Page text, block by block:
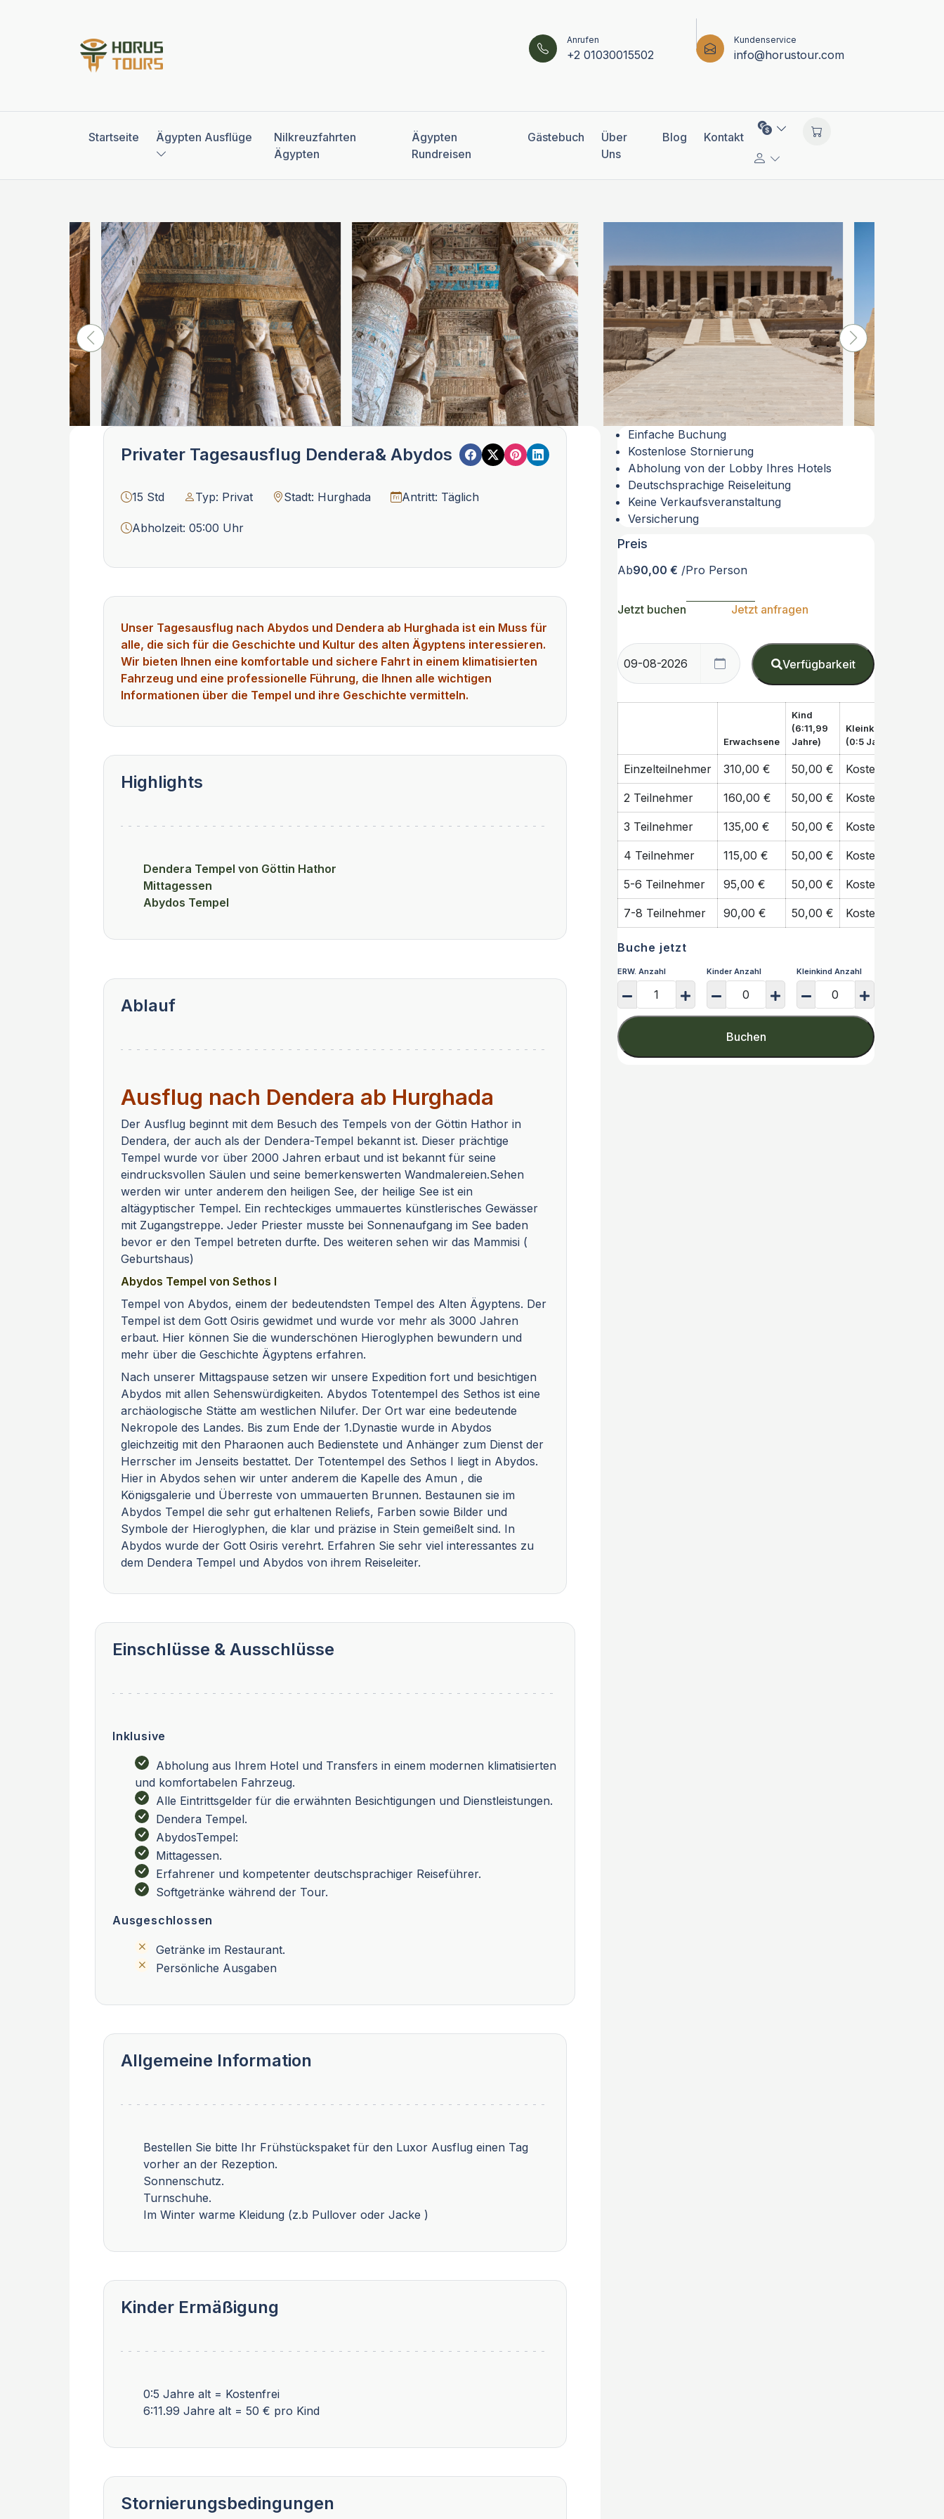
Anrufen
+2 01030015502
Kundenservice
info@horustour.com
Startseite Ägypten Ausflüge
Nilkreuzfahrten
Ägypten
Ägypten
Rundreisen
Gästebuch
Über
Uns
Blog Kontakt
Privater Tagesausflug Dendera& Abydos
15 Std Typ: Privat Stadt: Hurghada Antritt: Täglich
Abholzeit: 05:00 Uhr
Unser Tagesausflug nach Abydos und Dendera ab Hurghada ist ein Muss für
alle, die sich für die Geschichte und Kultur des alten Ägyptens interessieren.
Wir bieten Ihnen eine komfortable und sichere Fahrt in einem klimatisierten
Fahrzeug und eine professionelle Führung, die Ihnen alle wichtigen
Informationen über die Tempel und ihre Geschichte vermitteln.
Highlights
Dendera Tempel von Göttin Hathor
Mittagessen
Abydos Tempel
Ablauf
Ausflug nach Dendera ab Hurghada
Der Ausflug beginnt mit dem Besuch des Tempels von der Göttin Hathor in
Dendera, der auch als der Dendera-Tempel bekannt ist. Dieser prächtige
Tempel wurde vor über 2000 Jahren erbaut und ist bekannt für seine
eindrucksvollen Säulen und seine bemerkenswerten Wandmalereien.Sehen
werden wir unter anderem den heiligen See, der heilige See ist ein
altägyptischer Tempel. Ein rechteckiges ummauertes künstlerisches Gewässer
mit Zugangstreppe. Jeder Priester musste bei Sonnenaufgang im See baden
bevor er den Tempel betreten durfte. Des weiteren sehen wir das Mammisi (
Geburtshaus)
Abydos Tempel von Sethos I
Tempel von Abydos, einem der bedeutendsten Tempel des Alten Ägyptens. Der
Tempel ist dem Gott Osiris gewidmet und wurde vor mehr als 3000 Jahren
erbaut. Hier können Sie die wunderschönen Hieroglyphen bewundern und
mehr über die Geschichte Ägyptens erfahren.
Nach unserer Mittagspause setzen wir unsere Expedition fort und besichtigen
Abydos mit allen Sehenswürdigkeiten. Abydos Totentempel des Sethos ist eine
archäologische Stätte am westlichen Nilufer. Der Ort war eine bedeutende
Nekropole des Landes. Bis zum Ende der 1.Dynastie wurde in Abydos
gleichzeitig mit den Pharaonen auch Bedienstete und Anhänger zum Dienst der
Herrscher im Jenseits bestattet. Der Totentempel des Sethos I liegt in Abydos.
Hier in Abydos sehen wir unter anderem die Kapelle des Amun , die
Königsgalerie und Überreste von ummauerten Brunnen. Bestaunen sie im
Abydos Tempel die sehr gut erhaltenen Reliefs, Farben sowie Bilder und
Symbole der Hieroglyphen, die klar und präzise in Stein gemeißelt sind. In
Abydos wurde der Gott Osiris verehrt. Erfahren Sie sehr viel interessantes zu
dem Dendera Tempel und Abydos von ihrem Reiseleiter.
Einschlüsse & Ausschlüsse
Inklusive
Abholung aus Ihrem Hotel und Transfers in einem modernen klimatisierten
und komfortabelen Fahrzeug.
Alle Eintrittsgelder für die erwähnten Besichtigungen und Dienstleistungen.
Dendera Tempel.
AbydosTempel:
Mittagessen.
Erfahrener und kompetenter deutschsprachiger Reiseführer.
Softgetränke während der Tour.
Ausgeschlossen
Getränke im Restaurant.
Persönliche Ausgaben
Allgemeine Information
Bestellen Sie bitte Ihr Frühstückspaket für den Luxor Ausflug einen Tag
vorher an der Rezeption.
Sonnenschutz.
Turnschuhe.
Im Winter warme Kleidung (z.b Pullover oder Jacke )
Kinder Ermäßigung
0:5 Jahre alt = Kostenfrei
6:11.99 Jahre alt = 50 € pro Kind
Stornierungsbedingungen
Einfache Buchung
Kostenlose Stornierung
Abholung von der Lobby Ihres Hotels
Deutschsprachige Reiseleitung
Keine Verkaufsveranstaltung
Versicherung
Preis
Ab90,00 € /Pro Person
Jetzt buchen Jetzt anfragen
Verfügbarkeit
Erwachsene
Kind
(6:11,99
Jahre)
Kleinkind
(0:5 Jahre)
Einzelteilnehmer 310,00 € 50,00 € Kostenfrei
2 Teilnehmer 160,00 € 50,00 € Kostenfrei
3 Teilnehmer 135,00 € 50,00 € Kostenfrei
4 Teilnehmer 115,00 € 50,00 € Kostenfrei
5-6 Teilnehmer 95,00 € 50,00 € Kostenfrei
7-8 Teilnehmer 90,00 € 50,00 € Kostenfrei
Buche jetzt
ERW. Anzahl Kinder Anzahl Kleinkind Anzahl
Buchen